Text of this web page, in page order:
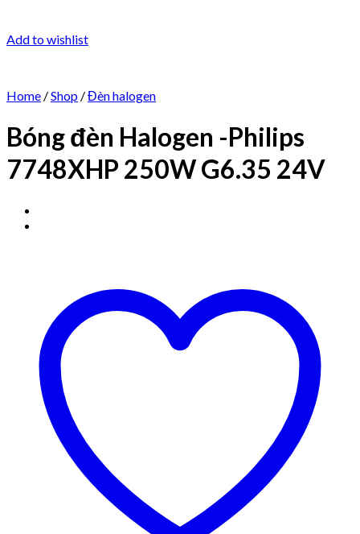
Add to wishlist
Home /Shop /Đèn halogen
Bóng đèn Halogen -Philips
7748XHP 250W G6.35 24V